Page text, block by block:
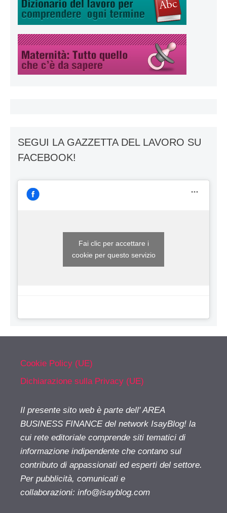
SEGUI LA GAZZETTA DEL LAVORO SU
FACEBOOK!
Fai clic per accettare i
cookie per questo servizio
Cookie Policy (UE)
Dichiarazione sulla Privacy (UE)
Il presente sito web è parte dell' AREA
BUSINESS FINANCE del network IsayBlog! la
cui rete editoriale comprende siti tematici di
informazione indipendente che contano sul
contributo di appassionati ed esperti del settore.
Per pubblicità, comunicati e
collaborazioni: info@isayblog.com